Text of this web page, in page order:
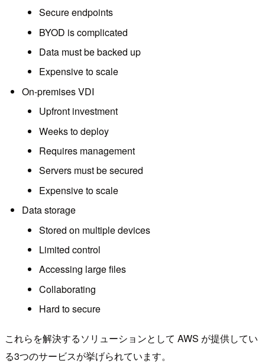
Secure endpoints
BYOD is complicated
Data must be backed up
Expensive to scale
On-premises VDI
Upfront investment
Weeks to deploy
Requires management
Servers must be secured
Expensive to scale
Data storage
Stored on multiple devices
Limited control
Accessing large files
Collaborating
Hard to secure
これらを解決するソリューションとして AWS が提供してい
る3つのサービスが挙げられています。